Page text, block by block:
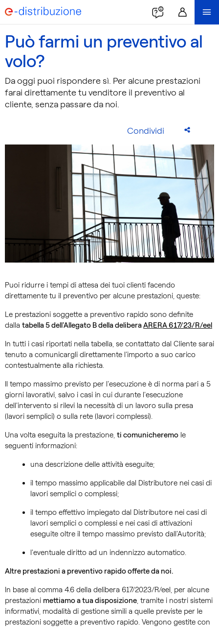
Può farmi un preventivo al
volo?
Da oggi puoi rispondere sì. Per alcune prestazioni
farai direttamente tu venditore il preventivo al
cliente, senza passare da noi.
Condividi
Puoi ridurre i tempi di attesa dei tuoi clienti facendo
direttamente tu il preventivo per alcune prestazioni, queste:
Le prestazioni soggette a preventivo rapido sono definite
dalla tabella 5 dell'Allegato B della deliberaARERA 617/23/R/eel
In tutti i casi riportati nella tabella, se contattato dal Cliente sarai
tenuto a comunicargli direttamente l'importo a suo carico
contestualmente alla richiesta.
Il tempo massimo previsto per l'esecuzione è di norma pari a 5
giorni lavorativi, salvo i casi in cui durante l'esecuzione
dell'intervento si rilevi la necessità di un lavoro sulla presa
(lavori semplici) o sulla rete (lavori complessi).
Una volta eseguita la prestazione, ti comunicheremo le
seguenti informazioni:
una descrizione delle attività eseguite;
il tempo massimo applicabile dal Distributore nei casi di
lavori semplici o complessi;
il tempo effettivo impiegato dal Distributore nei casi di
lavori semplici o complessi e nei casi di attivazioni
eseguite oltre il tempo massimo previsto dall'Autorità;
l'eventuale diritto ad un indennizzo automatico.
Altre prestazioni a preventivo rapido offerte da noi.
In base al comma 4.6 della delibera 617/2023/R/eel, per alcune
prestazioni mettiamo a tua disposizione, tramite i nostri sistemi
informativi, modalità di gestione simili a quelle previste per le
prestazioni soggette a preventivo rapido. Vengono gestite con